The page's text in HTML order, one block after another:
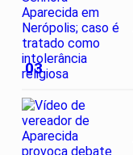
03